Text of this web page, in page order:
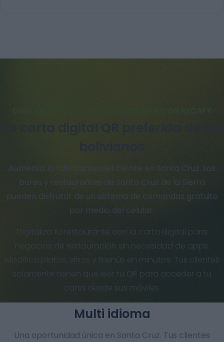
Aumenta la fidelización del cliente en Santa Cruz. Los
bares y restaurantes de Santa Cruz de la Sierra
pueden disfrutar de un sistema de comandas gratuito
por medio del celular.
Digitaliza tu restaurante con la carta digital para
negocios de restauración sin necesidad de apps.
Modifica platos, vinos y menús en minutos. Tus clientes
solamente tienen que leer tu QR para acceder a tu
carta desde sus móviles.
Una oportunidad única en Santa Cruz. Tus clientes
Multi idioma